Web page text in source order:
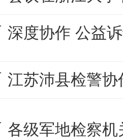
深度协作 公益
江苏沛县检警协
各级军地检察